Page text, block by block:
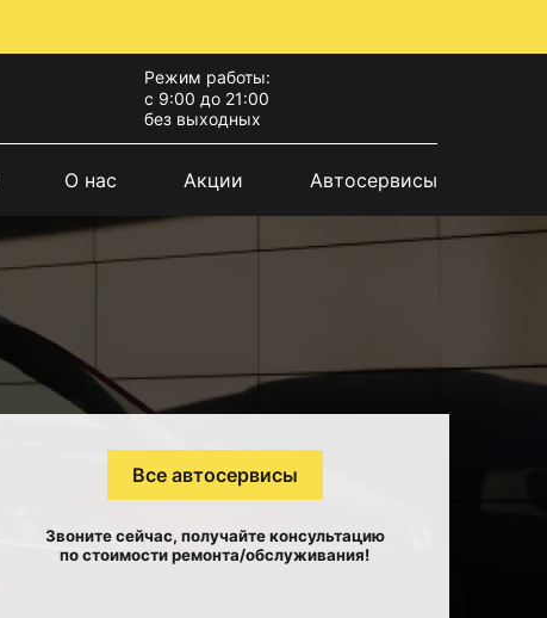
Режим работы:
с 9:00 до 21:00
без выходных
О нас Акции Автосервисы
Все автосервисы
Звоните сейчас, получайте консультацию
по стоимости ремонта/обслуживания!